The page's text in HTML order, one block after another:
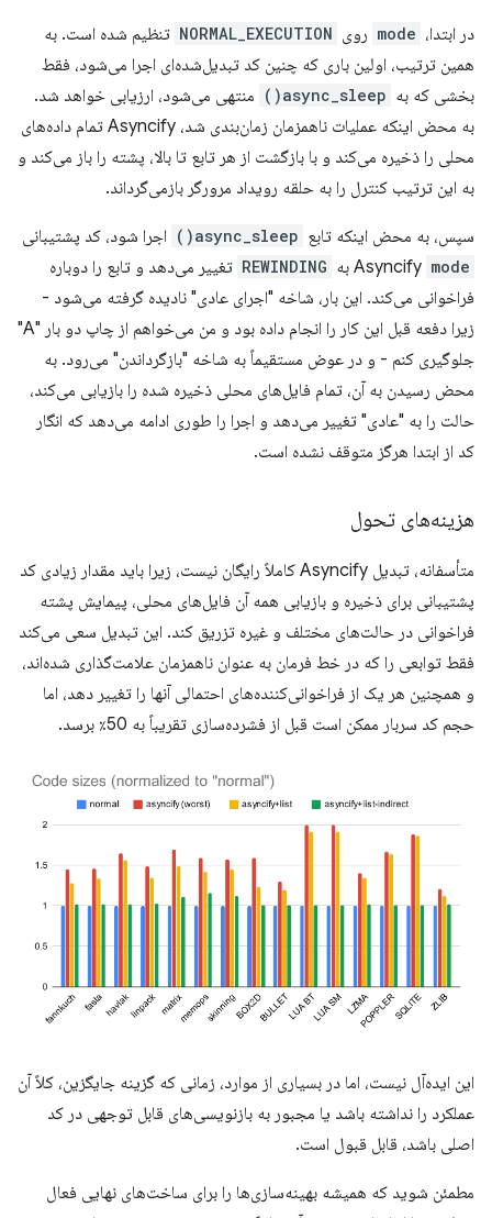
در ابتدا، mode روی NORMAL_EXECUTION تنظیم شده است. به
همین ترتیب، اولین باری که چنین کد تبدیل‌شده‌ای اجرا می‌شود، فقط
بخشی که به async_sleep()
منتهی می‌شود، ارزیابی خواهد شد.
به محض اینکه عملیات ناهمزمان زمان‌بندی شد، Asyncify تمام داده‌های
محلی را ذخیره می‌کند و با بازگشت از هر تابع تا بالا، پشته را باز می‌کند و
به این ترتیب کنترل را به حلقه رویداد مرورگر بازمی‌گرداند.
سپس، به محض اینکه تابع async_sleep()
اجرا شود، کد پشتیبانی
Asyncify mode به REWINDING تغییر می‌دهد و تابع را دوباره
فراخوانی می‌کند. این بار، شاخه "اجرای عادی" نادیده گرفته می‌شود -
زیرا دفعه قبل این کار را انجام داده بود و من می‌خواهم از چاپ دو بار "A"
جلوگیری کنم - و در عوض مستقیماً به شاخه "بازگرداندن" می‌رود. به
محض رسیدن به آن، تمام فایل‌های محلی ذخیره شده را بازیابی می‌کند،
حالت را به "عادی" تغییر می‌دهد و اجرا را طوری ادامه می‌دهد که انگار
کد از ابتدا هرگز متوقف نشده است.
هزینه‌های تحول
متأسفانه، تبدیل Asyncify کاملاً رایگان نیست، زیرا باید مقدار زیادی کد
پشتیبانی برای ذخیره و بازیابی همه آن فایل‌های محلی، پیمایش پشته
فراخوانی در حالت‌های مختلف و غیره تزریق کند. این تبدیل سعی می‌کند
فقط توابعی را که در خط فرمان به عنوان ناهمزمان علامت‌گذاری شده‌اند،
و همچنین هر یک از فراخوانی‌کننده‌های احتمالی آنها را تغییر دهد، اما
حجم کد سربار ممکن است قبل از فشرده‌سازی تقریباً به 50٪ برسد.
این ایده‌آل نیست، اما در بسیاری از موارد، زمانی که گزینه جایگزین، کلاً آن
عملکرد را نداشته باشد یا مجبور به بازنویسی‌های قابل توجهی در کد
اصلی باشد، قابل قبول است.
مطمئن شوید که همیشه بهینه‌سازی‌ها را برای ساخت‌های نهایی فعال